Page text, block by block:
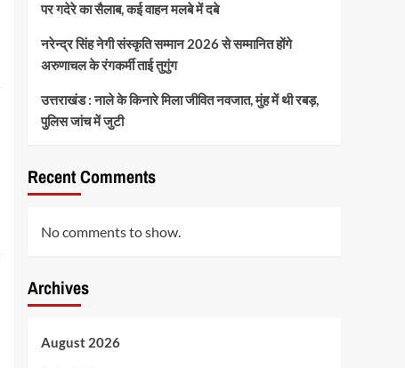
पर गदेरे का सैलाब, कई वाहन मलबे में दबे
नरेन्द्र सिंह नेगी संस्कृति सम्मान 2026 से सम्मानित होंगे
अरुणाचल के रंगकर्मी ताई तुगुंग
उत्तराखंड : नाले के किनारे मिला जीवित नवजात, मुंह में थी रबड़,
पुलिस जांच में जुटी
Recent Comments
No comments to show.
Archives
August 2026